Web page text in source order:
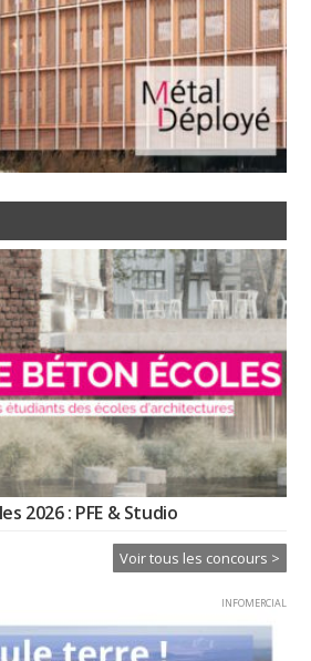
2026 : PFE & Studio
Voir tous les concours >
INFOMERCIAL